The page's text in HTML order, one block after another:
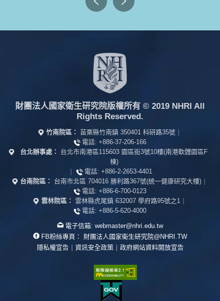
財團法人國家衛生研究院版權所有 © 2019 NHRI All
Rights Reserved.
竹南院區： 苗栗縣竹南鎮 350401 科研路35號
電話: +886-37-206-166
台北辦事處：
台北市南港區115603 園區街3號10樓(南港軟體園區F
棟)
電話: +886-2-2653-4401
台南院區：
台南市北區 704016 勝利路367號(統一健康研究大樓)
電話: +886-6-700-0123
雲林院區： 雲林縣虎尾鎮 632007 學府路95號之1
電話: +886-5-620-4000
電子信箱: webmaster@nhri.edu.tw
FB粉絲專頁：
財團法人國家衛生研究院@NHRI.TW
隱私權宣告
資訊安全政策 政府網站資料開放宣告